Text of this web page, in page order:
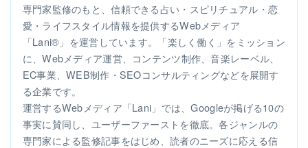
専門家監修のもと、信頼できる占い・スピリチュアル・恋
愛・ライフスタイル情報を提供するWebメディア
「Lani®」を運営しています。「楽しく働く」をミッション
に、Webメディア運営、コンテンツ制作、音楽レーベル、
EC事業、WEB制作・SEOコンサルティングなどを展開す
る企業です。
運営するWebメディア「Lani」では、Googleが掲げる10の
事実に賛同し、ユーザーファーストを徹底。各ジャンルの
専門家による監修記事をはじめ、読者のニーズに応える信